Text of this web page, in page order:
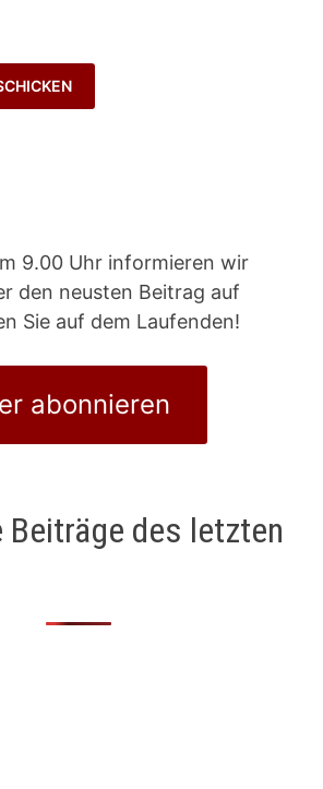
9.00 Uhr informieren wir
den neusten Beitrag auf
Sie auf dem Laufenden!
abonnieren
des letzten